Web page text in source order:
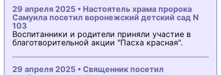
29 апреля 2025 • Настоятель храма пророка
Самуила посетил воронежский детский сад N
103
Воспитанники и родители приняли участие в
благотворительной акции "Пасха красная".
29 апреля 2025 • Священник посетил